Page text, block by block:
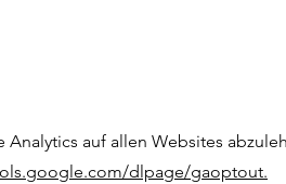
auf allen Websites
dlpage/gaoptout.